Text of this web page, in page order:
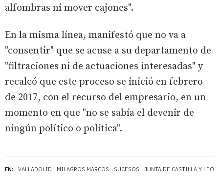
EN: VALLADOLID MILAGROS MARCOS SUCESOS JUNTA DE CASTILLA Y LEÓN
alfombras ni mover cajones".
En la misma línea, manifestó que no va a
"consentir" que se acuse a su departamento de
"filtraciones ni de actuaciones interesadas" y
recalcó que este proceso se inició en febrero
de 2017, con el recurso del empresario, en un
momento en que "no se sabía el devenir de
ningún político o política".